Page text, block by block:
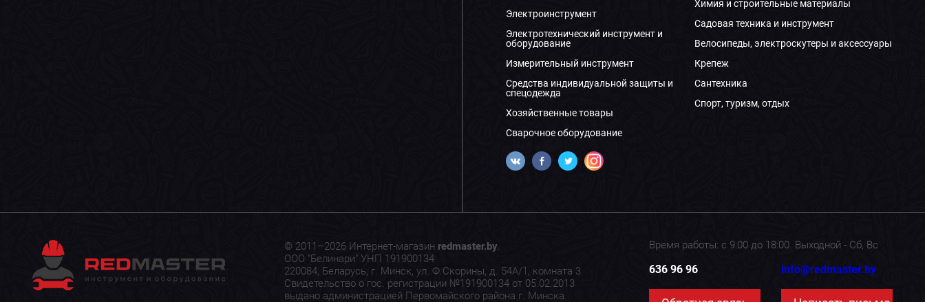
Электроинструмент
Электротехнический инструмент и
оборудование
Измерительный инструмент
Средства индивидуальной защиты и
спецодежда
Хозяйственные товары
Сварочное оборудование
Химия и строительные материалы
Садовая техника и инструмент
Велосипеды, электроскутеры и аксессуары
Крепеж
Сантехника
Спорт, туризм, отдых
© 2011–2026 Интернет-магазин redmaster.by.
ООО "Белинари" УНП 191900134
220084, Беларусь, г. Минск, ул. Ф.Скорины, д. 54А/1, комната 3
Свидетельство о гос. регистрации №191900134 от 05.02.2013
выдано администрацией Первомайского района г. Минска.
Время работы: с 9:00 до 18:00. Выходной - Сб, Вс
636 96 96 info@redmaster.by